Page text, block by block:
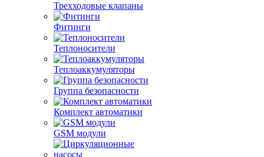
Трехходовые клапаны
Фитинги
Теплоносители
Теплоаккумуляторы
Группа безопасности
Комплект автоматики
GSM модули